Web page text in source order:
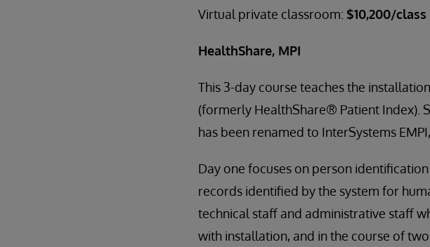
Virtual private classroom: $10,200/class
HealthShare, MPI
This 3-day course teaches the
(formerly HealthShare® Patient Index).
has been renamed to InterSystems
Day one focuses on person
records identified by the system for
technical staff and administrative staff
with installation, and in the course of